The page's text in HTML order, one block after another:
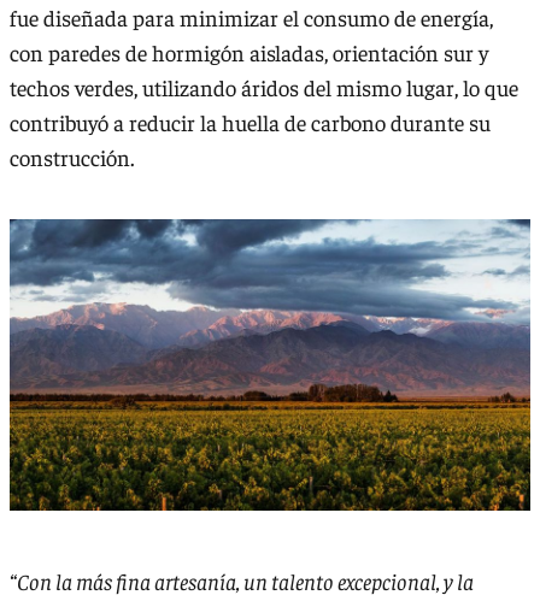
fue diseñada para minimizar el consumo de energía,
con paredes de hormigón aisladas, orientación sur y
techos verdes, utilizando áridos del mismo lugar, lo que
contribuyó a reducir la huella de carbono durante su
construcción.
“Con la más fina artesanía, un talento excepcional, y la